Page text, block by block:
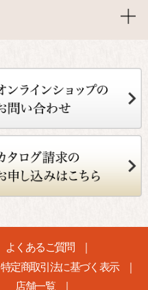
よくあるご質問
特定商取引法に基づく表示
店舗一覧